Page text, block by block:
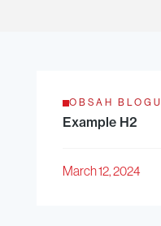
OBSAH BLOGU
Example H2
March 12, 2024